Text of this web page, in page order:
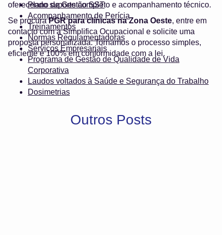
Plano de Gestão SST
Acompanhamento de Perícia
Treinamentos
Normas Regulamentadoras
Serviços Empresariais
Programa de Gestão de Qualidade de Vida
Corporativa
Laudos voltados à Saúde e Segurança do Trabalho
Dosimetrias
oferecendo suporte completo e acompanhamento técnico.
Se procuraPGR para clínicas na Zona Oeste, entre em
contacto com a Simplifica Ocupacional e solicite uma
proposta personalizada. Tornamos o processo simples,
eficiente e 100% em conformidade com a lei.
Outros Posts